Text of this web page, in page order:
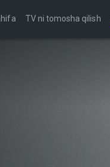
TV ni tomosha qilish